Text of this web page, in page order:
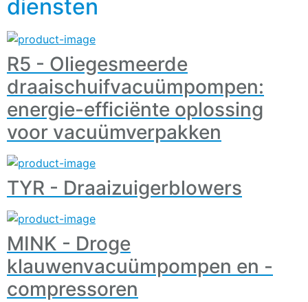
diensten
R5 - Oliegesmeerde
draaischuifvacuümpompen:
energie-efficiënte oplossing
voor vacuümverpakken
TYR - Draaizuigerblowers
MINK - Droge
klauwenvacuümpompen en -
compressoren